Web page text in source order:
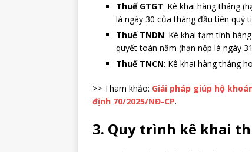
Thuế GTGT: Kê khai hàng tháng
là ngày 30 của tháng đầu tiên quý
Thuế TNDN: Kê khai tạm tính
quyết toán năm (hạn nộp là ngày
Thuế TNCN: Kê khai hàng tháng
>> Tham khảo: Giải pháp giúp hộ
định 70/2025/NĐ-CP.
3. Quy trình kê khai